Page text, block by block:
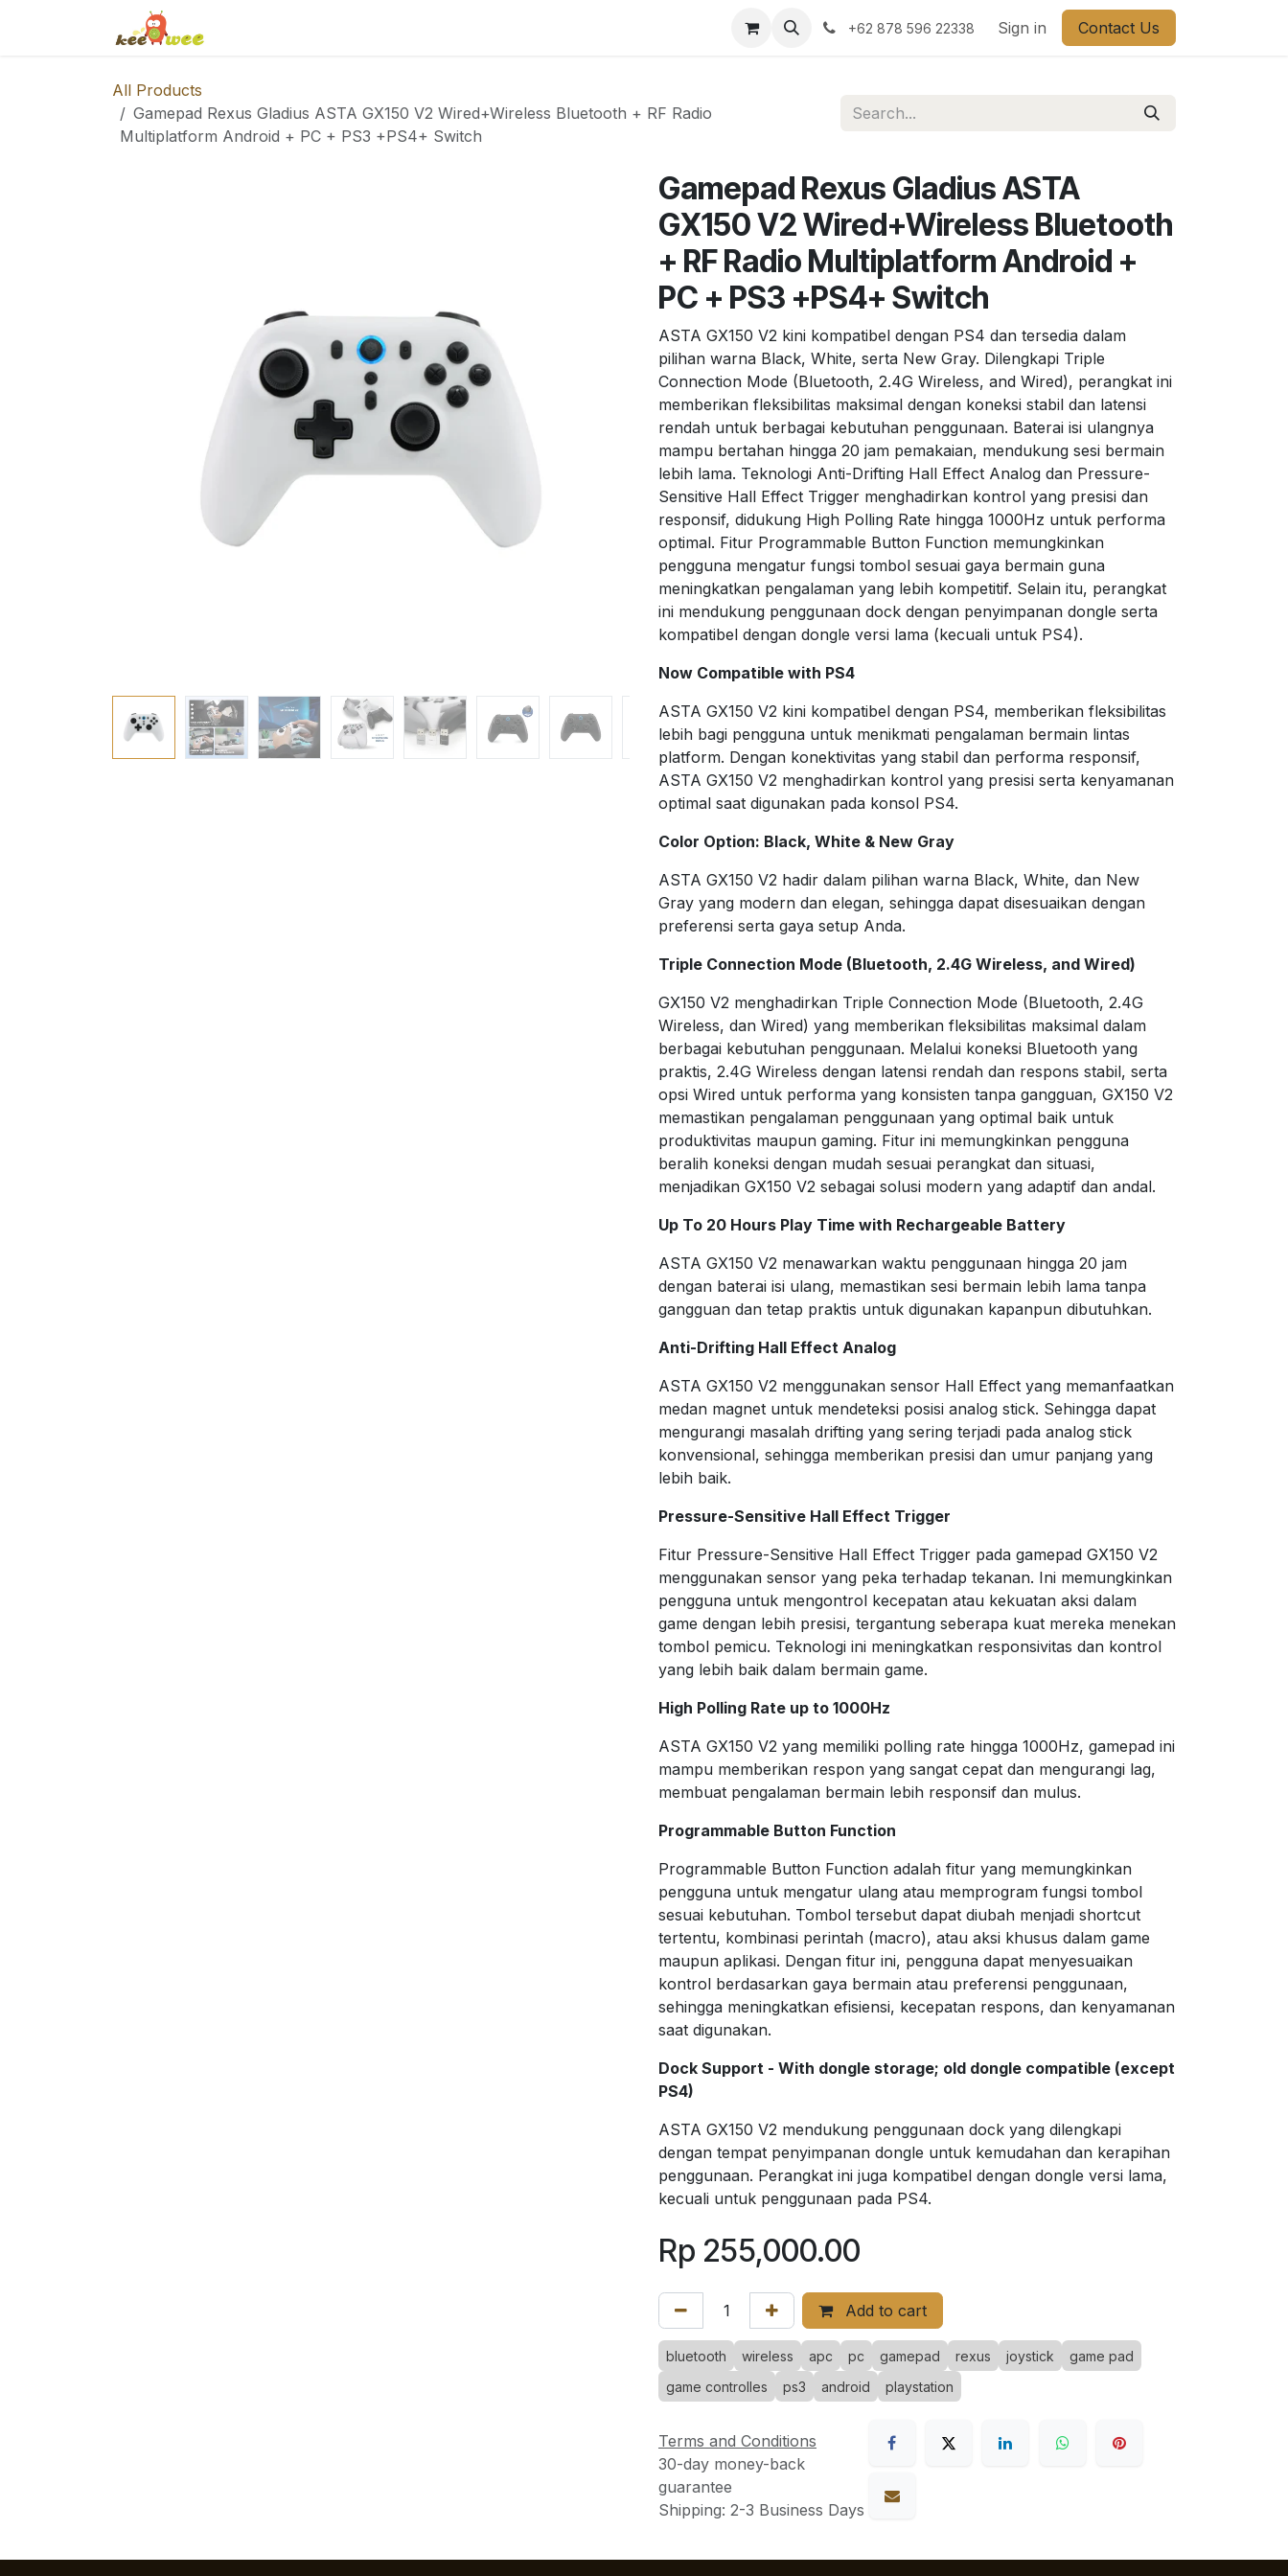
+62 878 596 22338 Sign in Contact Us
All Products
Gamepad Rexus Gladius ASTA GX150 V2 Wired+Wireless Bluetooth + RF Radio
Multiplatform Android + PC + PS3 +PS4+ Switch
Gamepad Rexus Gladius ASTA
GX150 V2 Wired+Wireless Bluetooth
+ RF Radio Multiplatform Android +
PC + PS3 +PS4+ Switch
ASTA GX150 V2 kini kompatibel dengan PS4 dan tersedia dalam
pilihan warna Black, White, serta New Gray. Dilengkapi Triple
Connection Mode (Bluetooth, 2.4G Wireless, and Wired), perangkat ini
memberikan fleksibilitas maksimal dengan koneksi stabil dan latensi
rendah untuk berbagai kebutuhan penggunaan. Baterai isi ulangnya
mampu bertahan hingga 20 jam pemakaian, mendukung sesi bermain
lebih lama. Teknologi Anti-Drifting Hall Effect Analog dan Pressure-
Sensitive Hall Effect Trigger menghadirkan kontrol yang presisi dan
responsif, didukung High Polling Rate hingga 1000Hz untuk performa
optimal. Fitur Programmable Button Function memungkinkan
pengguna mengatur fungsi tombol sesuai gaya bermain guna
meningkatkan pengalaman yang lebih kompetitif. Selain itu, perangkat
ini mendukung penggunaan dock dengan penyimpanan dongle serta
kompatibel dengan dongle versi lama (kecuali untuk PS4).
Now Compatible with PS4
ASTA GX150 V2 kini kompatibel dengan PS4, memberikan fleksibilitas
lebih bagi pengguna untuk menikmati pengalaman bermain lintas
platform. Dengan konektivitas yang stabil dan performa responsif,
ASTA GX150 V2 menghadirkan kontrol yang presisi serta kenyamanan
optimal saat digunakan pada konsol PS4.
Color Option: Black, White & New Gray
ASTA GX150 V2 hadir dalam pilihan warna Black, White, dan New
Gray yang modern dan elegan, sehingga dapat disesuaikan dengan
preferensi serta gaya setup Anda.
Triple Connection Mode (Bluetooth, 2.4G Wireless, and Wired)
GX150 V2 menghadirkan Triple Connection Mode (Bluetooth, 2.4G
Wireless, dan Wired) yang memberikan fleksibilitas maksimal dalam
berbagai kebutuhan penggunaan. Melalui koneksi Bluetooth yang
praktis, 2.4G Wireless dengan latensi rendah dan respons stabil, serta
opsi Wired untuk performa yang konsisten tanpa gangguan, GX150 V2
memastikan pengalaman penggunaan yang optimal baik untuk
produktivitas maupun gaming. Fitur ini memungkinkan pengguna
beralih koneksi dengan mudah sesuai perangkat dan situasi,
menjadikan GX150 V2 sebagai solusi modern yang adaptif dan andal.
Up To 20 Hours Play Time with Rechargeable Battery
ASTA GX150 V2 menawarkan waktu penggunaan hingga 20 jam
dengan baterai isi ulang, memastikan sesi bermain lebih lama tanpa
gangguan dan tetap praktis untuk digunakan kapanpun dibutuhkan.
Anti-Drifting Hall Effect Analog
ASTA GX150 V2 menggunakan sensor Hall Effect yang memanfaatkan
medan magnet untuk mendeteksi posisi analog stick. Sehingga dapat
mengurangi masalah drifting yang sering terjadi pada analog stick
konvensional, sehingga memberikan presisi dan umur panjang yang
lebih baik.
Pressure-Sensitive Hall Effect Trigger
Fitur Pressure-Sensitive Hall Effect Trigger pada gamepad GX150 V2
menggunakan sensor yang peka terhadap tekanan. Ini memungkinkan
pengguna untuk mengontrol kecepatan atau kekuatan aksi dalam
game dengan lebih presisi, tergantung seberapa kuat mereka menekan
tombol pemicu. Teknologi ini meningkatkan responsivitas dan kontrol
yang lebih baik dalam bermain game.
High Polling Rate up to 1000Hz
ASTA GX150 V2 yang memiliki polling rate hingga 1000Hz, gamepad ini
mampu memberikan respon yang sangat cepat dan mengurangi lag,
membuat pengalaman bermain lebih responsif dan mulus.
Programmable Button Function
Programmable Button Function adalah fitur yang memungkinkan
pengguna untuk mengatur ulang atau memprogram fungsi tombol
sesuai kebutuhan. Tombol tersebut dapat diubah menjadi shortcut
tertentu, kombinasi perintah (macro), atau aksi khusus dalam game
maupun aplikasi. Dengan fitur ini, pengguna dapat menyesuaikan
kontrol berdasarkan gaya bermain atau preferensi penggunaan,
sehingga meningkatkan efisiensi, kecepatan respons, dan kenyamanan
saat digunakan.
Dock Support - With dongle storage; old dongle compatible (except
PS4)
ASTA GX150 V2 mendukung penggunaan dock yang dilengkapi
dengan tempat penyimpanan dongle untuk kemudahan dan kerapihan
penggunaan. Perangkat ini juga kompatibel dengan dongle versi lama,
kecuali untuk penggunaan pada PS4.
Rp 255,000.00
Add to cart
bluetooth wireless apc pc gamepad rexus joystick
game pad
game controlles
ps3 android playstation
Terms and Conditions
30-day money-back
guarantee
Shipping: 2-3 Business Days